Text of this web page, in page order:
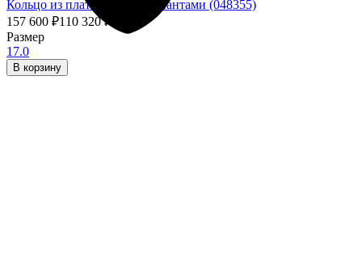
Кольцо из платины с бриллиантами (048355)
157 600 ₽110 320₽
Размер
17.0
В корзину